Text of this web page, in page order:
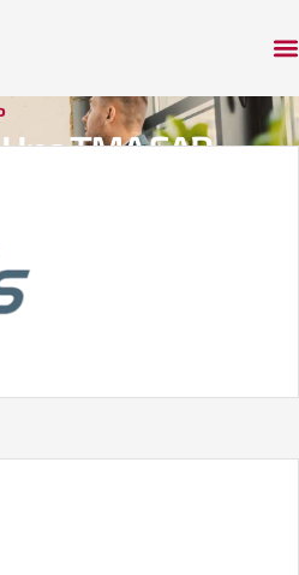
TMA SAP
après année